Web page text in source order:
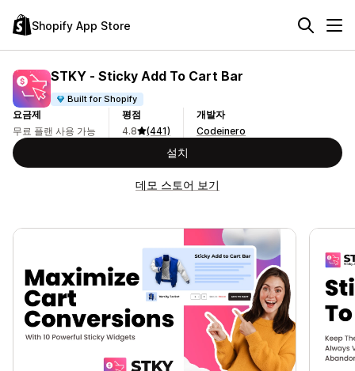
Shopify App Store
STKY ‑ Sticky Add To Cart Bar
Built for Shopify
요금제
무료 플랜 사용 가능
평점
4.8
(441)
개발자
Codeinero
설치
데모 스토어 보기